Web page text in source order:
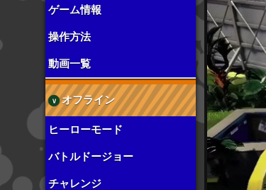
ゲーム情報
操作方法
動画一覧
オフライン
ヒーローモード
バトルドージョー
チャレンジ